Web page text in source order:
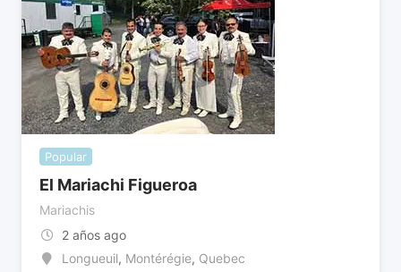
Popular
El Mariachi Figueroa
Mariachis
2 años ago
Longueuil, Montérégie, Quebec